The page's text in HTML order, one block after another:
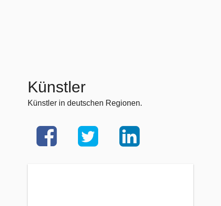
Künstler
Künstler in deutschen Regionen.